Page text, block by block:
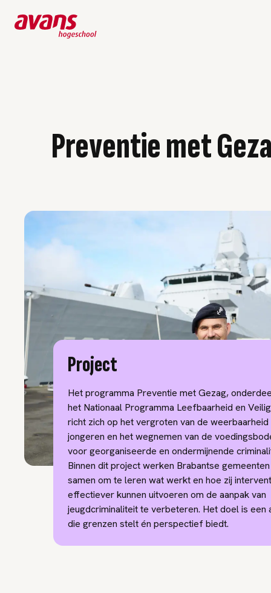
Preventie met
Project
Het programma Preventie met Gezag,
het Nationaal Programma Leefbaarheid en
richt zich op het vergroten van de weerbaarheid
jongeren en het wegnemen van de
voor georganiseerde en ondermijnende
Binnen dit project werken Brabantse gemeenten
samen om te leren wat werkt en hoe zij
effectiever kunnen uitvoeren om de aanpak van
jeugdcriminaliteit te verbeteren. Het doel is een
die grenzen stelt én perspectief biedt.